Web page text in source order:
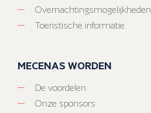
Overnachtingsmogelijkheden
Toeristische informatie
MECENAS WORDEN
De voordelen
Onze sponsors